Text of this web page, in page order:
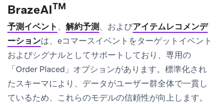
BrazeAITM
予測イベント 、 解約予測 、およびアイテムレコメンデ
ーションは、eコマースイベントをターゲットイベント
およびシグナルとしてサポートしており、専用の
「Order Placed」オプションがあります。標準化され
たスキーマにより、データがユーザー群全体で一貫し
ているため、これらのモデルの信頼性が向上します。